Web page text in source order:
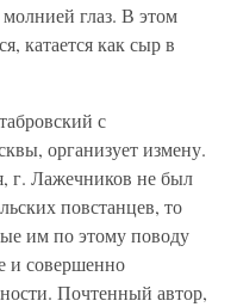
глаз. В этом
катается как сыр в
с
организует измену.
г. Лажечников не был
повстанцев, то
им по этому поводу
и совершенно
Почтенный автор,